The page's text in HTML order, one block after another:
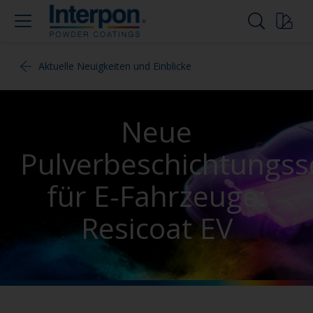
Aktuelle Neuigkeiten und Einblicke
Neue
für E-Fahrzeuge:
Resicoat EV